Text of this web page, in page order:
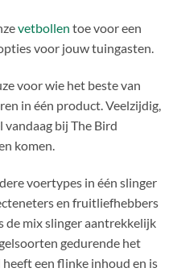
vetbollen toe voor een
voor jouw tuingasten.
voor wie het beste van
in één product. Veelzijdig,
bij The Bird
komen.
voertypes in één slinger
en fruitliefhebbers
de mix slinger aantrekkelijk
gedurende het
heeft een flinke inhoud en is